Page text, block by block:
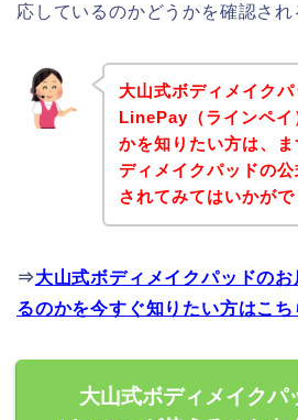
応しているのかどうかを確認さ
大山式ボディメイク
LinePay（ラインペイ
かを知りたい方は、
ディメイクパッドの
されてみてはいかがで
⇒大山式ボディメイクパッドの
るのかを今すぐ知りたい方はこち
大山式ボディメイクパ